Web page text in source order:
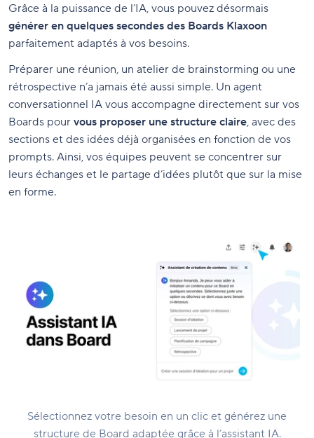
Grâce à la puissance de l’IA, vous pouvez désormais
générer en quelques secondes des Boards Klaxoon
parfaitement adaptés à vos besoins.
Préparer une réunion, un atelier de brainstorming ou une
rétrospective n’a jamais été aussi simple. Un agent
conversationnel IA vous accompagne directement sur vos
Boards pour vous proposer une structure claire, avec des
sections et des idées déjà organisées en fonction de vos
prompts. Ainsi, vos équipes peuvent se concentrer sur
leurs échanges et le partage d’idées plutôt que sur la mise
en forme.
Sélectionnez votre besoin en un clic et générez une
structure de Board adaptée grâce à l’assistant IA.